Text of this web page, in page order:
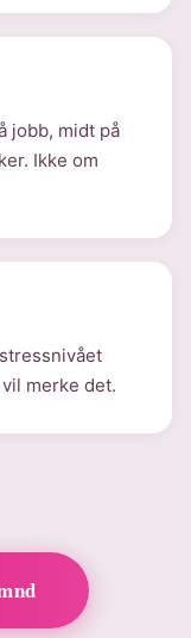
jobb, midt på
Ikke om
merke det.